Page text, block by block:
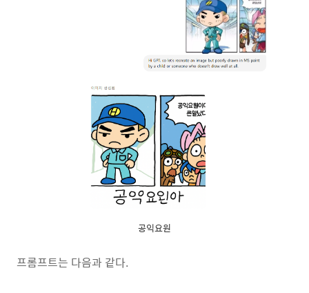
공익요원
프롬프트는 다음과 같다.